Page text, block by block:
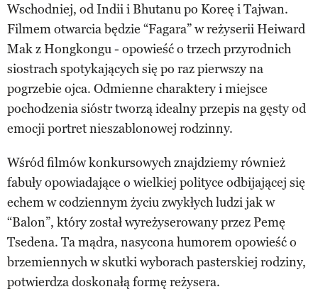
Wschodniej, od Indii i Bhutanu po Koreę i Tajwan.
Filmem otwarcia będzie “Fagara” w reżyserii Heiward
Mak z Hongkongu - opowieść o trzech przyrodnich
siostrach spotykających się po raz pierwszy na
pogrzebie ojca. Odmienne charaktery i miejsce
pochodzenia sióstr tworzą idealny przepis na gęsty od
emocji portret nieszablonowej rodzinny.
Wśród filmów konkursowych znajdziemy również
fabuły opowiadające o wielkiej polityce odbijającej się
echem w codziennym życiu zwykłych ludzi jak w
“Balon”, który został wyreżyserowany przez Pemę
Tsedena. Ta mądra, nasycona humorem opowieść o
brzemiennych w skutki wyborach pasterskiej rodziny,
potwierdza doskonałą formę reżysera.